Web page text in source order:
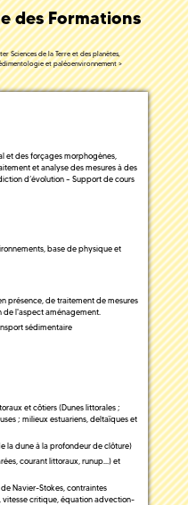
des Formations
Sciences de la Terre et des planètes,
et paléoenvironnement
et des forçages morphogènes,
et analyse des mesures à des
d’évolution – Support de cours
base de physique et
présence, de traitement de mesures
l'aspect aménagement.
sédimentaire
et côtiers (Dunes littorales ;
; milieux estuariens, deltaïques et
la dune à la profondeur de clôture)
courant littoraux, runup…) et
Navier-Stokes, contraintes
vitesse critique, équation advection-